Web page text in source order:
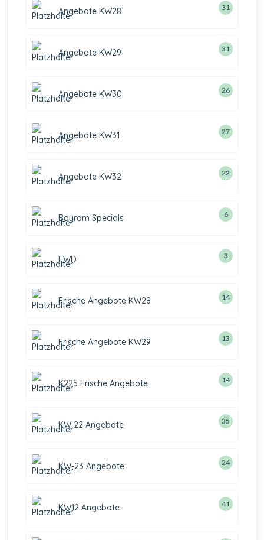
Angebote KW28 31
Angebote KW29 31
Angebote KW30 26
Angebote KW31 27
Angebote KW32 22
Bayram Specials 6
EWD 3
Frische Angebote KW28 14
Frische Angebote KW29 13
K225 Frische Angebote 14
KW 22 Angebote 35
KW-23 Angebote 24
KW12 Angebote 41